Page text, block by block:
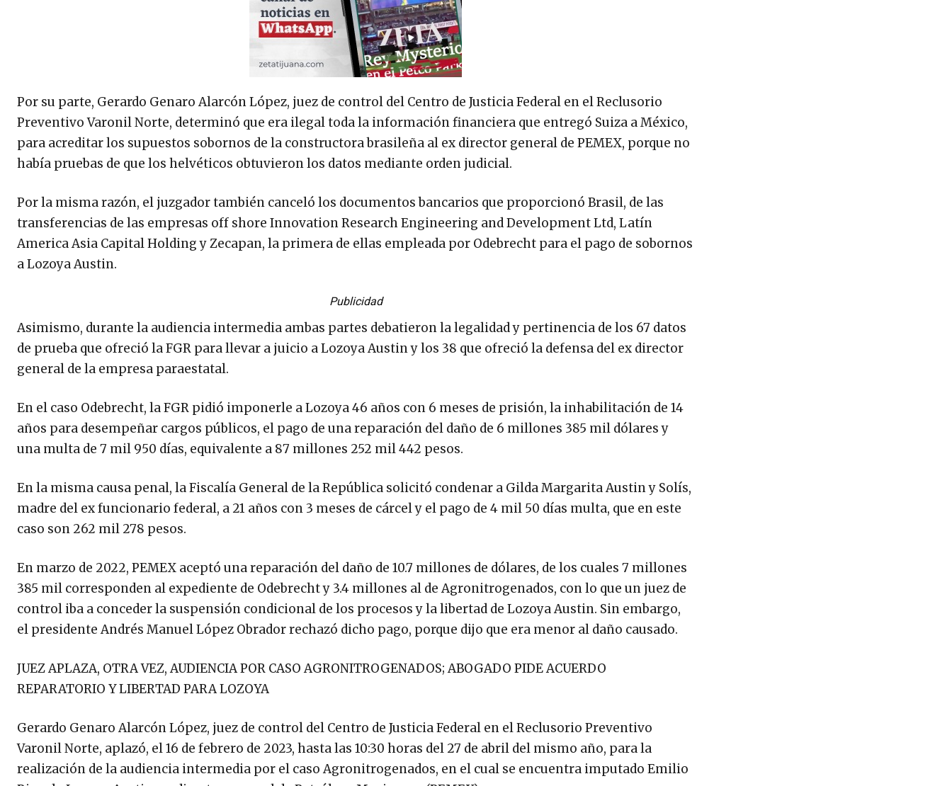
Por su parte, Gerardo Genaro Alarcón López, juez de control del Centro de Justicia Federal en el Reclusorio
Preventivo Varonil Norte, determinó que era ilegal toda la información financiera que entregó Suiza a México,
para acreditar los supuestos sobornos de la constructora brasileña al ex director general de PEMEX, porque no
había pruebas de que los helvéticos obtuvieron los datos mediante orden judicial.
Por la misma razón, el juzgador también canceló los documentos bancarios que proporcionó Brasil, de las
transferencias de las empresas off shore Innovation Research Engineering and Development Ltd, Latín
America Asia Capital Holding y Zecapan, la primera de ellas empleada por Odebrecht para el pago de sobornos
a Lozoya Austin.
Publicidad
Asimismo, durante la audiencia intermedia ambas partes debatieron la legalidad y pertinencia de los 67 datos
de prueba que ofreció la FGR para llevar a juicio a Lozoya Austin y los 38 que ofreció la defensa del ex director
general de la empresa paraestatal.
En el caso Odebrecht, la FGR pidió imponerle a Lozoya 46 años con 6 meses de prisión, la inhabilitación de 14
años para desempeñar cargos públicos, el pago de una reparación del daño de 6 millones 385 mil dólares y
una multa de 7 mil 950 días, equivalente a 87 millones 252 mil 442 pesos.
En la misma causa penal, la Fiscalía General de la República solicitó condenar a Gilda Margarita Austin y Solís,
madre del ex funcionario federal, a 21 años con 3 meses de cárcel y el pago de 4 mil 50 días multa, que en este
caso son 262 mil 278 pesos.
En marzo de 2022, PEMEX aceptó una reparación del daño de 10.7 millones de dólares, de los cuales 7 millones
385 mil corresponden al expediente de Odebrecht y 3.4 millones al de Agronitrogenados, con lo que un juez de
control iba a conceder la suspensión condicional de los procesos y la libertad de Lozoya Austin. Sin embargo,
el presidente Andrés Manuel López Obrador rechazó dicho pago, porque dijo que era menor al daño causado.
JUEZ APLAZA, OTRA VEZ, AUDIENCIA POR CASO AGRONITROGENADOS; ABOGADO PIDE ACUERDO
REPARATORIO Y LIBERTAD PARA LOZOYA
Gerardo Genaro Alarcón López, juez de control del Centro de Justicia Federal en el Reclusorio Preventivo
Varonil Norte, aplazó, el 16 de febrero de 2023, hasta las 10:30 horas del 27 de abril del mismo año, para la
realización de la audiencia intermedia por el caso Agronitrogenados, en el cual se encuentra imputado Emilio